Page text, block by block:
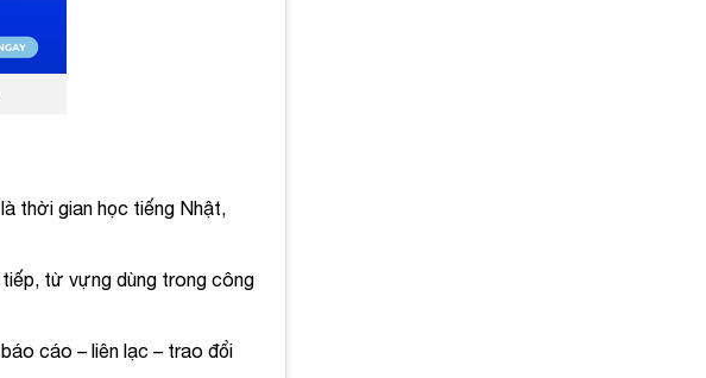
thời gian học tiếng Nhật,
từ vựng dùng trong công
cáo – liên lạc – trao đổi